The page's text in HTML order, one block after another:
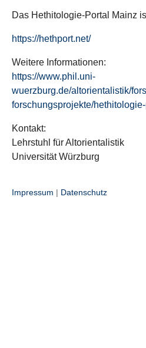
Das Hethitologie-Portal Mainz
https://hethport.net/
Weitere Informationen:
https://www.phil.uni-
wuerzburg.de/altorientalistik/
forschungsprojekte/
Kontakt:
Lehrstuhl für Altorientalistik
Universität Würzburg
Impressum | Datenschutz